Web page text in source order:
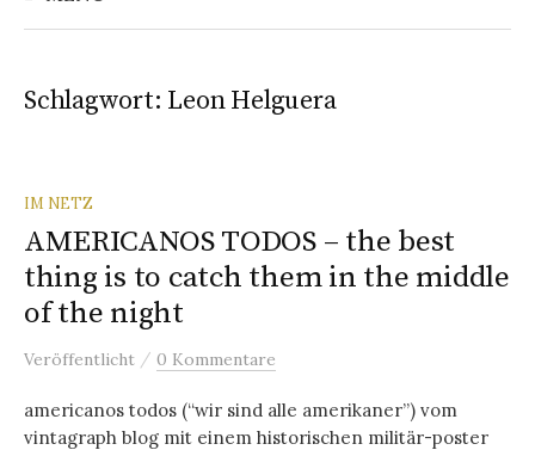
Schlagwort: Leon Helguera
IM NETZ
AMERICANOS TODOS – the best
thing is to catch them in the middle
of the night
Veröffentlicht / 0 Kommentare
americanos todos (“wir sind alle amerikaner”) vom
vintagraph blog mit einem historischen militär-poster